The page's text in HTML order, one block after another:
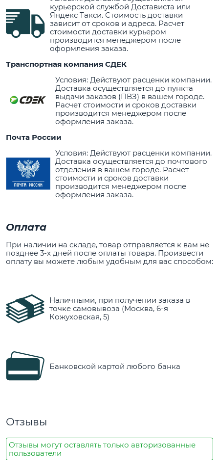
курьерской службой Достависта или
Яндекс Такси. Стоимость доставки
зависит от сроков и адреса. Расчет
стоимости доставки курьером
производится менеджером после
оформления заказа.
Транспортная компания СДЕК
Условия: Действуют расценки компании.
Доставка осуществляется до пункта
выдачи заказов (ПВЗ) в вашем городе.
Расчет стоимости и сроков доставки
производится менеджером после
оформления заказа.
Почта России
Условия: Действуют расценки компании.
Доставка осуществляется до почтового
отделения в вашем городе. Расчет
стоимости и сроков доставки
производится менеджером после
оформления заказа.
Оплата
При наличии на складе, товар отправляется к вам не
позднее 3-х дней после оплаты товара. Произвести
оплату вы можете любым удобным для вас способом:
Наличными, при получении заказа в
точке самовывоза (Москва, 6-я
Кожуховская, 5)
Банковской картой любого банка
Отзывы
Отзывы могут оставлять только авторизованные
пользователи